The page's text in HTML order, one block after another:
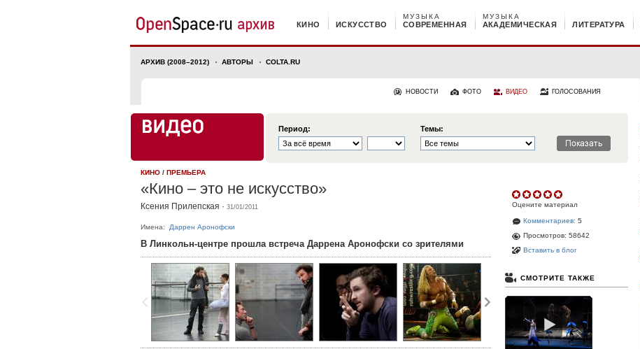
КИНО ИСКУССТВО СОВРЕМЕННАЯ
МУЗЫКА
АКАДЕМИЧЕСКАЯ
МУЗЫКА
ЛИТЕРАТУРА
АРХИВ (2008–2012) АВТОРЫ COLTA.RU
НОВОСТИ ФОТО ВИДЕО ГОЛОСОВАНИЯ
Период: Темы:
КИНО / ПРЕМЬЕРА
«Кино – это не искусство»
Ксения Прилепская · 31/01/2011
Имена: Даррен Аронофски
В Линкольн-центре прошла встреча Даррена Аронофски со зрителями
Оцените материал
Комментариев: 5
Просмотров: 58642
Вставить в блог
СМОТРИТЕ ТАКЖЕ